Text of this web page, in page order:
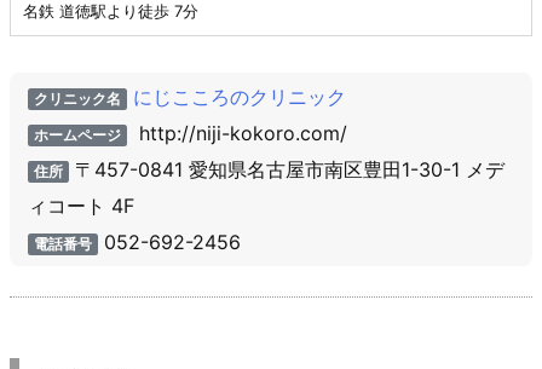
名鉄 道徳駅より徒歩 7分
クリニック名 にじこころのクリニック
ホームページ http://niji-kokoro.com/
住所 〒457-0841 愛知県名古屋市南区豊田1-30-1 メデ
ィコート 4F
電話番号 052-692-2456